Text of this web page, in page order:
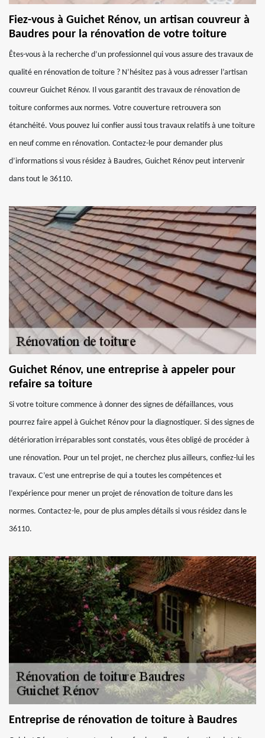
Fiez-vous à Guichet Rénov, un artisan couvreur à
Baudres pour la rénovation de votre toiture
Êtes-vous à la recherche d’un professionnel qui vous assure des travaux de
qualité en rénovation de toiture ? N’hésitez pas à vous adresser l’artisan
couvreur Guichet Rénov. Il vous garantit des travaux de rénovation de
toiture conformes aux normes. Votre couverture retrouvera son
étanchéité. Vous pouvez lui confier aussi tous travaux relatifs à une toiture
en neuf comme en rénovation. Contactez-le pour demander plus
d’informations si vous résidez à Baudres, Guichet Rénov peut intervenir
dans tout le 36110.
Guichet Rénov, une entreprise à appeler pour
refaire sa toiture
Si votre toiture commence à donner des signes de défaillances, vous
pourrez faire appel à Guichet Rénov pour la diagnostiquer. Si des signes de
détérioration irréparables sont constatés, vous êtes obligé de procéder à
une rénovation. Pour un tel projet, ne cherchez plus ailleurs, confiez-lui les
travaux. C’est une entreprise de qui a toutes les compétences et
l’expérience pour mener un projet de rénovation de toiture dans les
normes. Contactez-le, pour de plus amples détails si vous résidez dans le
36110.
Entreprise de rénovation de toiture à Baudres